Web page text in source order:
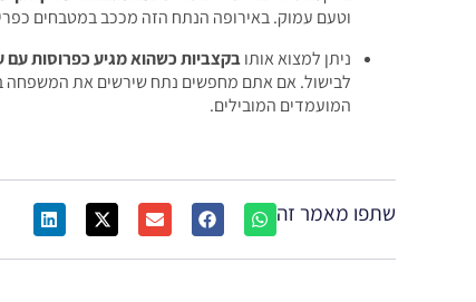
וטעם עמוק. באירופה הנתח הזה מככב במטבחים
ניתן למצוא אותובקצביות כשהוא מגיע כפרוסות עם
לבישול. אם אתם מחפשים נתח שירשים את המשפחה
המועמדים המובילים.
שתפו מאמר זה